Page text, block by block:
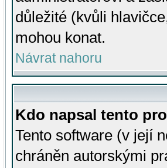
důležité (kvůli
mohou konat.
Návrat nahoru
Kdo napsal tento
Tento software (v její
chráněn autorskými